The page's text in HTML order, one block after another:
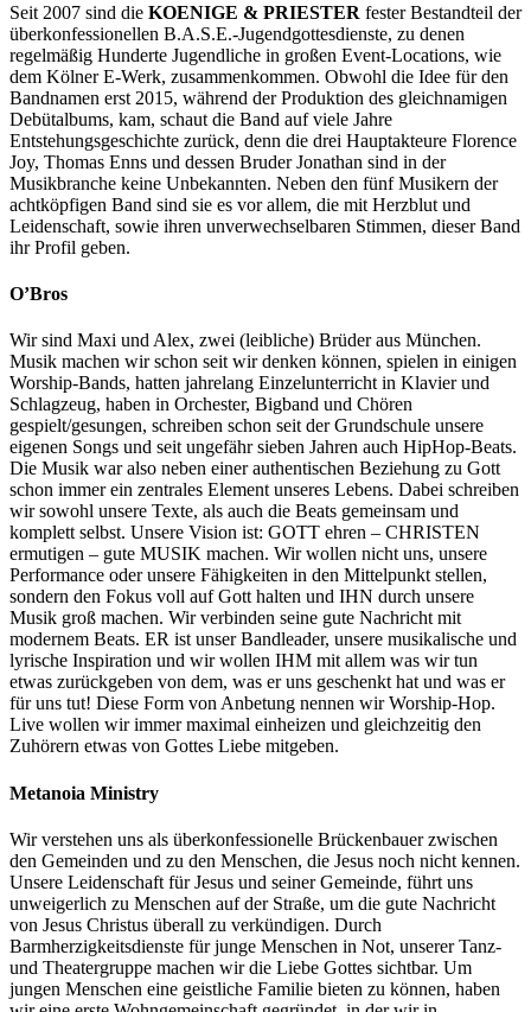
Seit 2007 sind die KOENIGE & PRIESTER fester Bestandteil der
überkonfessionellen B.A.S.E.-Jugendgottesdienste, zu denen
regelmäßig Hunderte Jugendliche in großen Event-Locations, wie
dem Kölner E-Werk, zusammenkommen. Obwohl die Idee für den
Bandnamen erst 2015, während der Produktion des gleichnamigen
Debütalbums, kam, schaut die Band auf viele Jahre
Entstehungsgeschichte zurück, denn die drei Hauptakteure Florence
Joy, Thomas Enns und dessen Bruder Jonathan sind in der
Musikbranche keine Unbekannten. Neben den fünf Musikern der
achtköpfigen Band sind sie es vor allem, die mit Herzblut und
Leidenschaft, sowie ihren unverwechselbaren Stimmen, dieser Band
ihr Profil geben.
O’Bros
Wir sind Maxi und Alex, zwei (leibliche) Brüder aus München.
Musik machen wir schon seit wir denken können, spielen in einigen
Worship-Bands, hatten jahrelang Einzelunterricht in Klavier und
Schlagzeug, haben in Orchester, Bigband und Chören
gespielt/gesungen, schreiben schon seit der Grundschule unsere
eigenen Songs und seit ungefähr sieben Jahren auch HipHop-Beats.
Die Musik war also neben einer authentischen Beziehung zu Gott
schon immer ein zentrales Element unseres Lebens. Dabei schreiben
wir sowohl unsere Texte, als auch die Beats gemeinsam und
komplett selbst. Unsere Vision ist: GOTT ehren – CHRISTEN
ermutigen – gute MUSIK machen. Wir wollen nicht uns, unsere
Performance oder unsere Fähigkeiten in den Mittelpunkt stellen,
sondern den Fokus voll auf Gott halten und IHN durch unsere
Musik groß machen. Wir verbinden seine gute Nachricht mit
modernem Beats. ER ist unser Bandleader, unsere musikalische und
lyrische Inspiration und wir wollen IHM mit allem was wir tun
etwas zurückgeben von dem, was er uns geschenkt hat und was er
für uns tut! Diese Form von Anbetung nennen wir Worship-Hop.
Live wollen wir immer maximal einheizen und gleichzeitig den
Zuhörern etwas von Gottes Liebe mitgeben.
Metanoia Ministry
Wir verstehen uns als überkonfessionelle Brückenbauer zwischen
den Gemeinden und zu den Menschen, die Jesus noch nicht kennen.
Unsere Leidenschaft für Jesus und seiner Gemeinde, führt uns
unweigerlich zu Menschen auf der Straße, um die gute Nachricht
von Jesus Christus überall zu verkündigen. Durch
Barmherzigkeitsdienste für junge Menschen in Not, unserer Tanz-
und Theatergruppe machen wir die Liebe Gottes sichtbar. Um
jungen Menschen eine geistliche Familie bieten zu können, haben